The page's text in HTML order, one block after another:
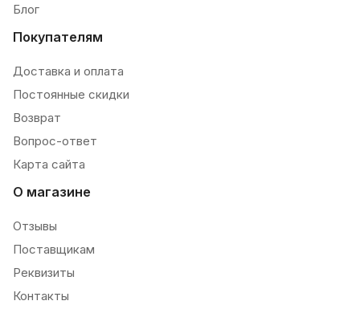
Блог
Покупателям
Доставка и оплата
Постоянные скидки
Возврат
Вопрос-ответ
Карта сайта
О магазине
Отзывы
Поставщикам
Реквизиты
Контакты